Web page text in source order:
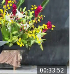
00:33:52